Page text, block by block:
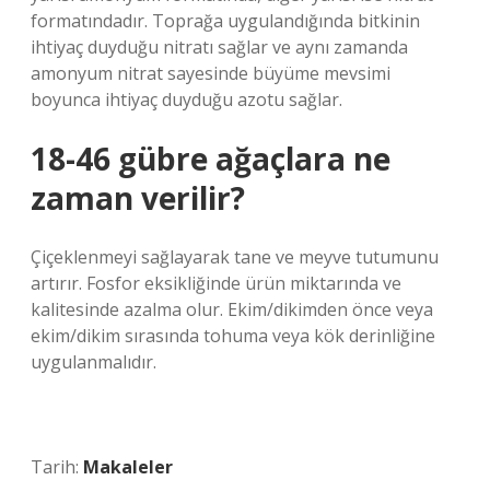
formatındadır. Toprağa uygulandığında bitkinin
ihtiyaç duyduğu nitratı sağlar ve aynı zamanda
amonyum nitrat sayesinde büyüme mevsimi
boyunca ihtiyaç duyduğu azotu sağlar.
18-46 gübre ağaçlara ne
zaman verilir?
Çiçeklenmeyi sağlayarak tane ve meyve tutumunu
artırır. Fosfor eksikliğinde ürün miktarında ve
kalitesinde azalma olur. Ekim/dikimden önce veya
ekim/dikim sırasında tohuma veya kök derinliğine
uygulanmalıdır.
Tarih: Makaleler